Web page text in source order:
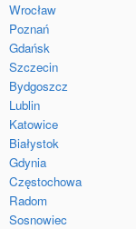
Wrocław
Poznań
Gdańsk
Szczecin
Bydgoszcz
Lublin
Katowice
Białystok
Gdynia
Częstochowa
Radom
Sosnowiec